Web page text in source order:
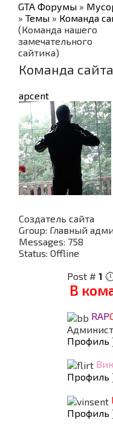
GTA Форумы »
» Темы » Команда
(Команда нашего
замечательного
сайтика)
Команда сайта
apcent
Создатель сайта
Group: Главный
Messages: 758
Status: Offline
Post # 1
В
RAP
Профиль
Профиль
Профиль